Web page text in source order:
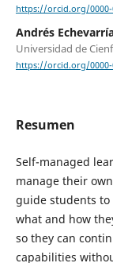
https://orcid.org/0000-
Andrés
Universidad de
https://orcid.org/0000-
Resumen
Self-managed
manage their
guide students
what and how
so they can
capabilities